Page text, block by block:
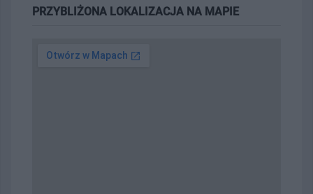
PRZYBLIŻONA LOKALIZACJA NA MAPIE